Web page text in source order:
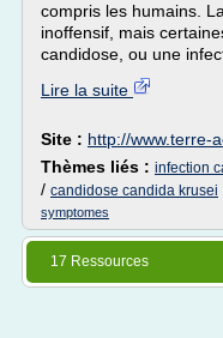
compris les humains.
inoffensif, mais
candidose, ou une
Lire la suite
Site : http://www.terre-
Thèmes liés : infection
/ candidose candida krusei
symptomes
17 Ressources